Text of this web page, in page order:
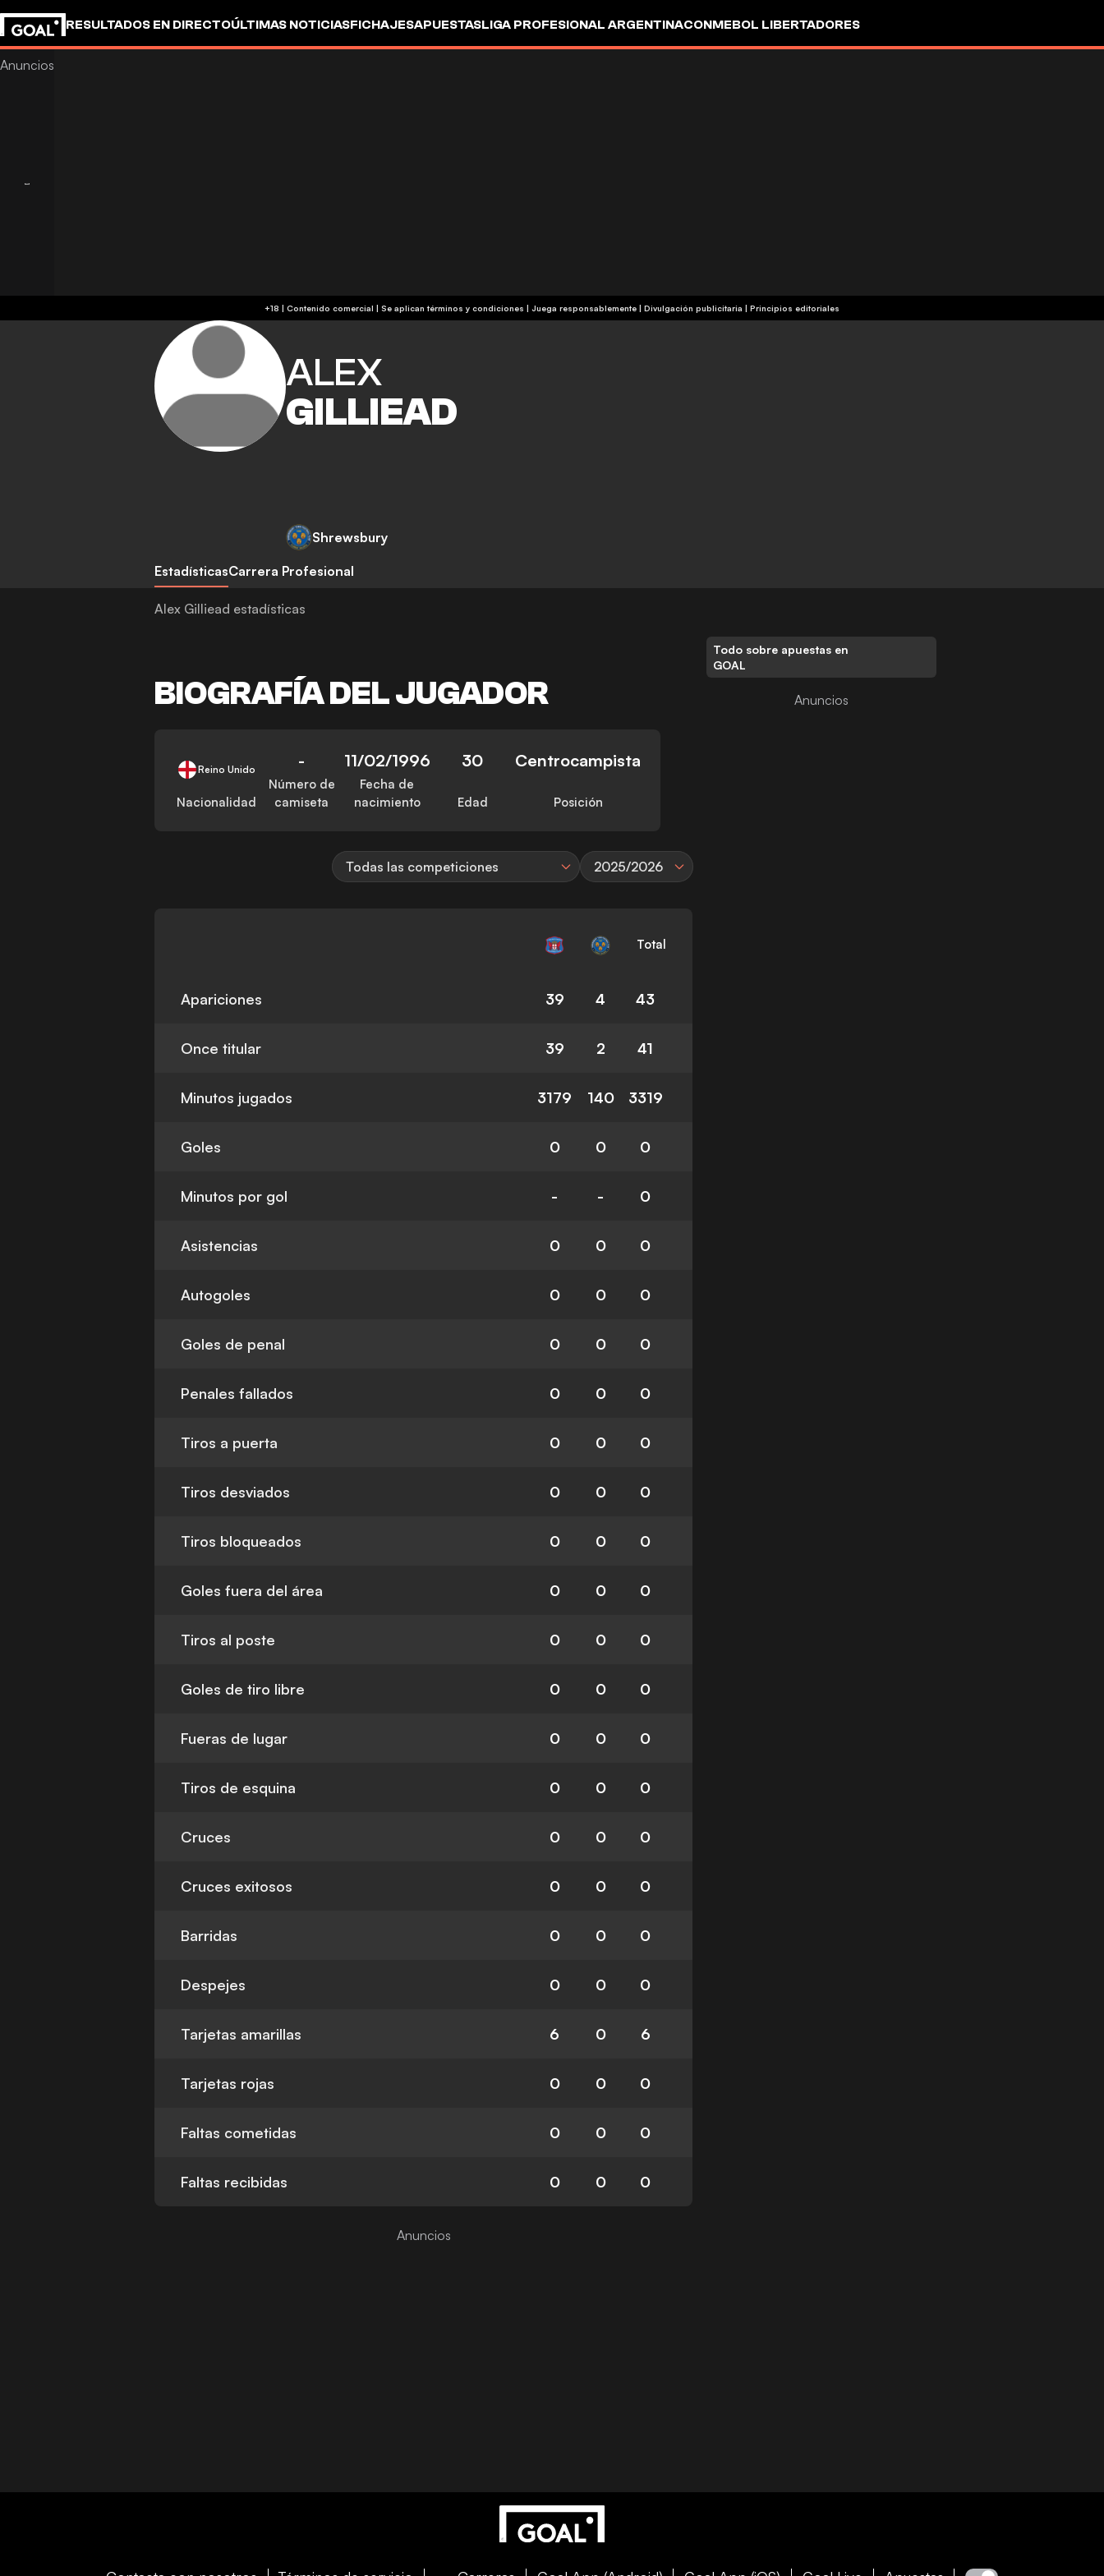
RESULTADOS EN DIRECTOÚLTIMAS NOTICIASFICHAJESAPUESTASLIGA PROFESIONAL ARGENTINACONMEBOL LIBERTADORES
+18 | Contenido comercial | Se aplican términos y condiciones | Juega responsablemente | Divulgación publicitaria | Principios editoriales
ALEX
GILLIEAD
Shrewsbury
EstadísticasCarrera Profesional
Alex Gilliead estadísticas
BIOGRAFÍA DEL JUGADOR
Reino Unido
Nacionalidad
-
Número de
camiseta
11/02/1996
Fecha de
nacimiento
30
Edad
Centrocampista
Posición
Todas las competiciones 2025/2026
Total
Apariciones 39 4 43
Once titular 39 2 41
Minutos jugados 3179 140 3319
Goles 0 0 0
Minutos por gol - - 0
Asistencias 0 0 0
Autogoles 0 0 0
Goles de penal 0 0 0
Penales fallados 0 0 0
Tiros a puerta 0 0 0
Tiros desviados 0 0 0
Tiros bloqueados 0 0 0
Goles fuera del área 0 0 0
Tiros al poste 0 0 0
Goles de tiro libre 0 0 0
Fueras de lugar 0 0 0
Tiros de esquina 0 0 0
Cruces 0 0 0
Cruces exitosos 0 0 0
Barridas 0 0 0
Despejes 0 0 0
Tarjetas amarillas 6 0 6
Tarjetas rojas 0 0 0
Faltas cometidas 0 0 0
Faltas recibidas 0 0 0
Todo sobre apuestas en
GOAL